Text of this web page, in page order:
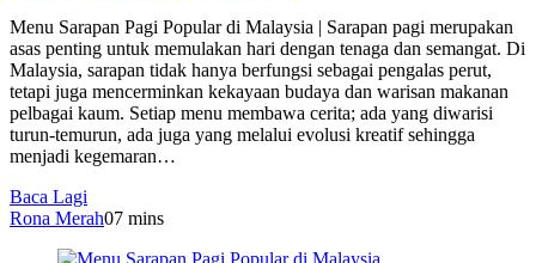
Menu Sarapan Pagi Popular di Malaysia | Sarapan pagi merupakan
asas penting untuk memulakan hari dengan tenaga dan semangat. Di
Malaysia, sarapan tidak hanya berfungsi sebagai pengalas perut,
tetapi juga mencerminkan kekayaan budaya dan warisan makanan
pelbagai kaum. Setiap menu membawa cerita; ada yang diwarisi
turun-temurun, ada juga yang melalui evolusi kreatif sehingga
menjadi kegemaran…
Baca Lagi
Rona Merah07 mins